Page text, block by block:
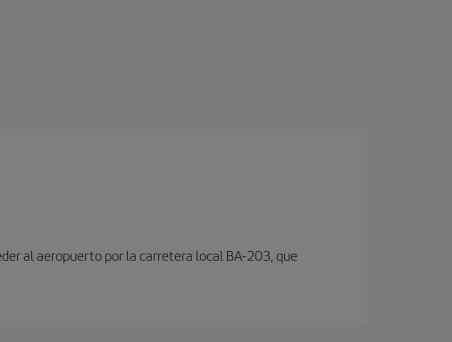
al aeropuerto por la carretera local BA-203, que